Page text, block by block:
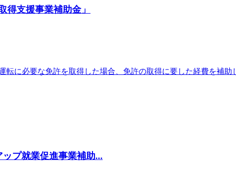
得支援事業補助金」
転に必要な免許を取得した場合、免許の取得に要した経費を補助
プ就業促進事業補助...